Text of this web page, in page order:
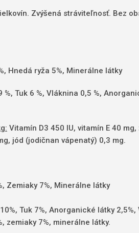
Zvýšená stráviteľnosť. Bez
Hnedá ryža 5%, Minerálne látky
%, Tuk 6 %, Vláknina 0,5 %,
Vitamín D3 450 IU, vitamín E 40
jód (jodičnan vápenatý) 0,3 mg.
Zemiaky 7%, Minerálne látky
Tuk 7%, Anorganické látky
zemiaky 7%, minerálne látky.